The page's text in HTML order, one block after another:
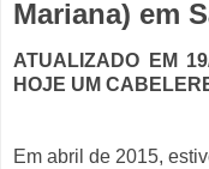
Mariana) em
ATUALIZADO EM
HOJE UM
Em abril de 2015,